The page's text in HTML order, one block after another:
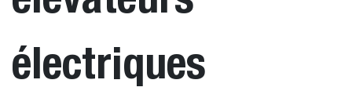
électriques